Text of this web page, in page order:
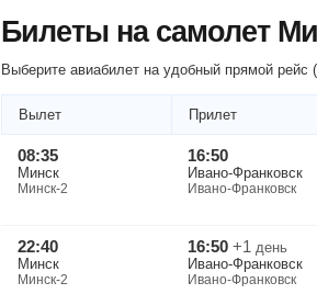
Билеты на самолет
Выберите авиабилет на удобный прямой рейс
Вылет Прилет
08:35
Минск
Минск-2
16:50
Ивано-Франковск
Ивано-Франковск
22:40
Минск
Минск-2
16:50 +1 день
Ивано-Франковск
Ивано-Франковск